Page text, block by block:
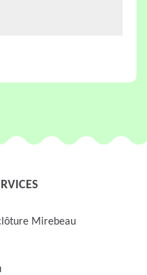
Mirebeau